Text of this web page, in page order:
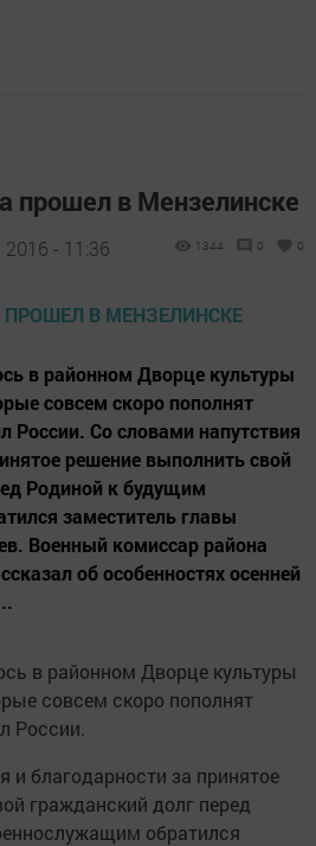
прошел в Мензелинске
- 11:36 1344 0 0
в районном Дворце культуры
совсем скоро пополнят
Со словами напутствия
решение выполнить свой
Родиной к будущим
заместитель главы
Военный комиссар района
об особенностях осенней
в районном Дворце культуры
совсем скоро пополнят
России.
и благодарности за принятое
гражданский долг перед
обратился